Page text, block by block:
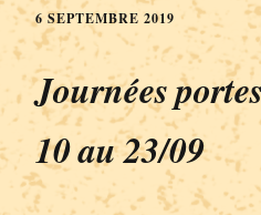
6 SEPTEMBRE 2019
Journées
10 au 23/09